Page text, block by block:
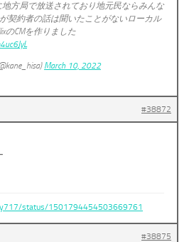
地方局で放送されており地元民ならみんな
契約者の話は聞いたことがないローカル
のCMを作りました
March 10, 2022
#38872
status/1501794454503669761
#38875